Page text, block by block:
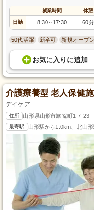
就業時間 休憩
日勤 8:30～ 17:30 60分
50代活躍 新卒可 新規オープン
お気に入り に追加
介護療養型 老人保健
デイケア
住所 山形県山形市旅篭町1-7-23
最寄駅 山形駅から1.0km、北山